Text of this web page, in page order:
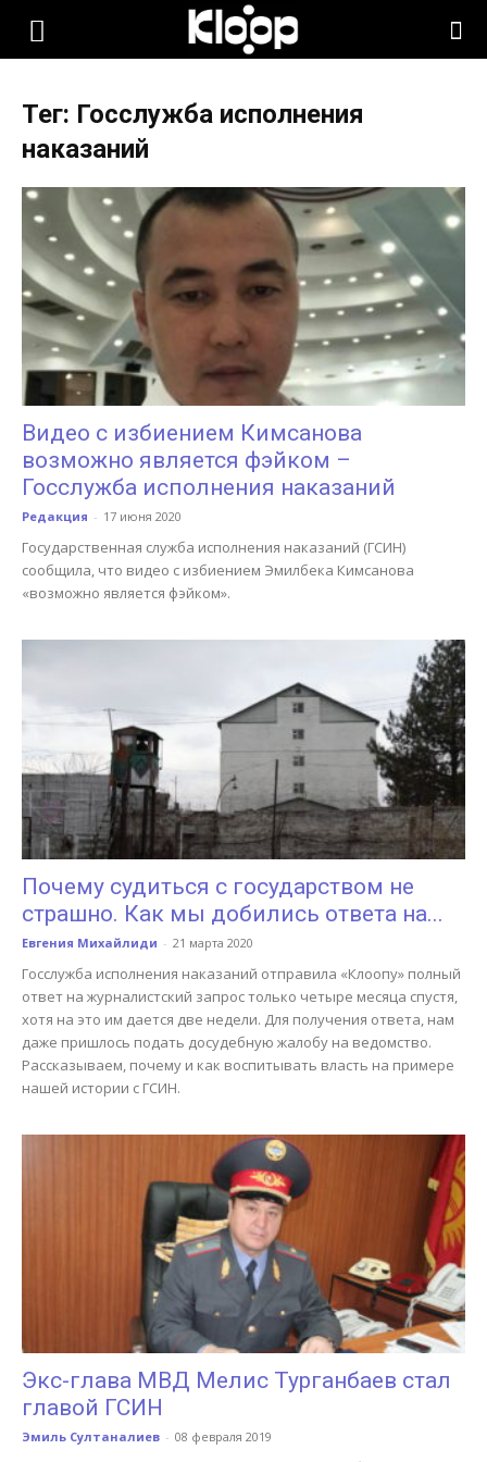
KLOOP.KG
Новости
Кыргызстана
Тег: Госслужба исполнения
наказаний
Видео с избиением Кимсанова
возможно является фэйком –
Госслужба исполнения наказаний
Редакция - 17 июня 2020
Государственная служба исполнения наказаний (ГСИН)
сообщила, что видео с избиением Эмилбека Кимсанова
«возможно является фэйком».
Почему судиться с государством не
страшно. Как мы добились ответа на...
Евгения Михайлиди - 21 марта 2020
Госслужба исполнения наказаний отправила «Клоопу» полный
ответ на журналистский запрос только четыре месяца спустя,
хотя на это им дается две недели. Для получения ответа, нам
даже пришлось подать досудебную жалобу на ведомство.
Рассказываем, почему и как воспитывать власть на примере
нашей истории с ГСИН.
Экс-глава МВД Мелис Турганбаев стал
главой ГСИН
Эмиль Султаналиев - 08 февраля 2019